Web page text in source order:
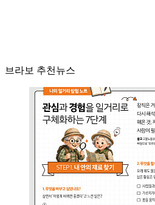
브라보 추천뉴스